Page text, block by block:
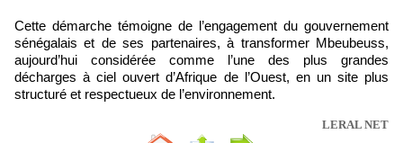
Cette démarche témoigne de l’engagement du gouvernement
sénégalais et de ses partenaires, à transformer Mbeubeuss,
aujourd’hui considérée comme l’une des plus grandes
décharges à ciel ouvert d’Afrique de l’Ouest, en un site plus
structuré et respectueux de l’environnement.
LERAL NET